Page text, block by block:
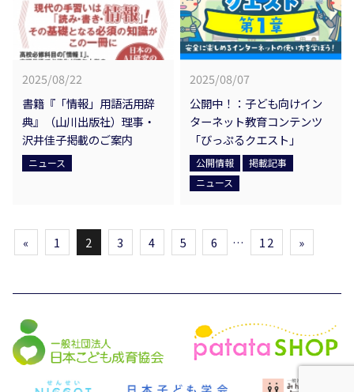
2025/08/22
書籍『「情報」用語活用辞
典』（山川出版社）理事・
沢井佳子掲載のご案内
ニュース
2025/08/07
公開中！：子ども向けイン
ターネット教育コンテンツ
「びっぷるクエスト」
公開情報
掲載記事
ニュース
« 1 2 3 4 5 6 … 12 »